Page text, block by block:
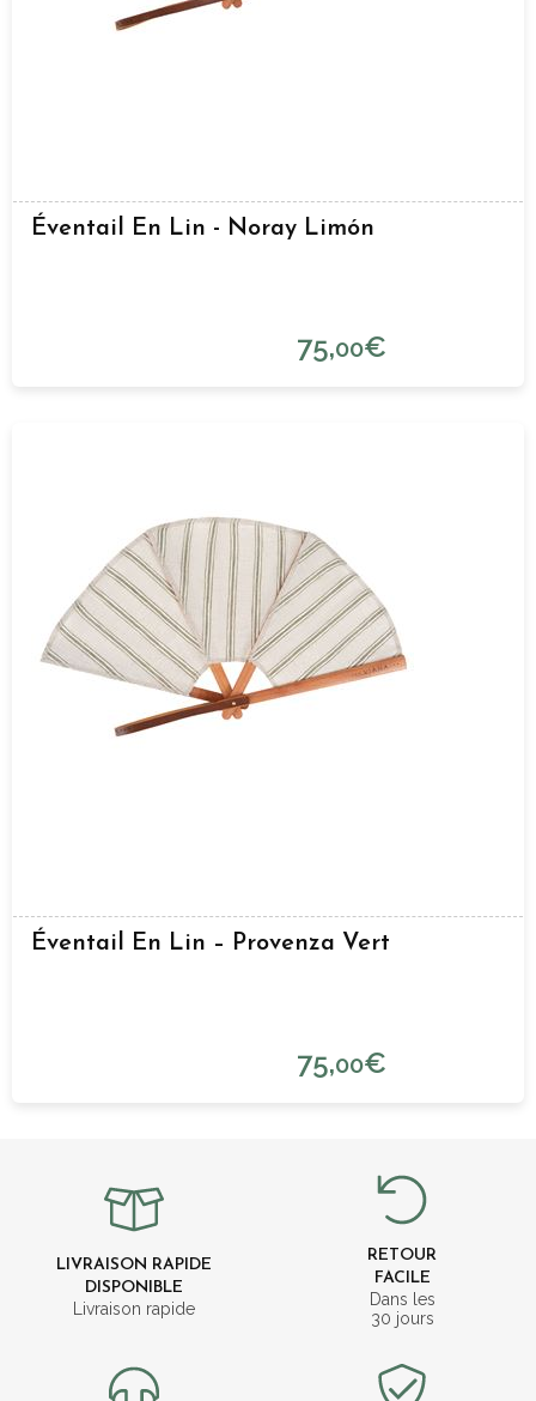
Éventail En Lin - Noray Limón
75,00€
Éventail En Lin – Provenza Vert
75,00€
LIVRAISON RAPIDE
DISPONIBLE
Livraison rapide
RETOUR
FACILE
Dans les
30 jours